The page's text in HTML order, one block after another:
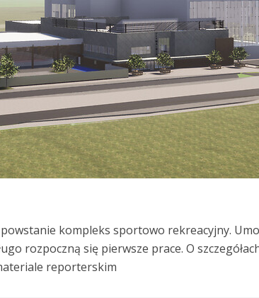
kompleks sportowo rekreacyjny.
rozpoczną się pierwsze prace. O
reporterskim